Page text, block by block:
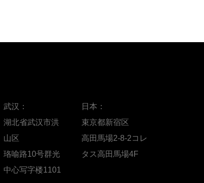
武汉：
湖北省武汉市洪
山区
珞喻路10号群光
中心写字楼1101
日本：
束京都新宿区
高田馬場2-8-2コレ
タス高田馬場4F